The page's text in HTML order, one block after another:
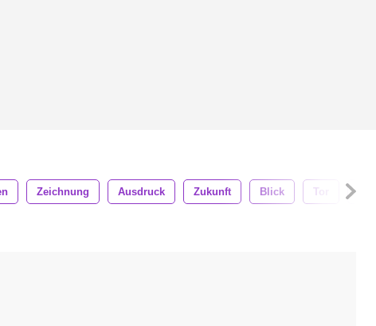
Zeichnung Ausdruck Zukunft Blick Tor